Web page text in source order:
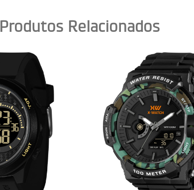
Produtos Relacionados